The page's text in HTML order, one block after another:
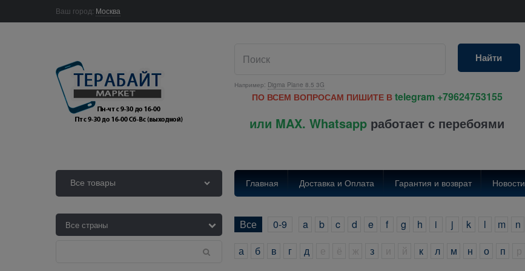
Ваш город: Москва
Например: Digma Plane 8.5 3G
Найти
ПО ВСЕМ ВОПРОСАМ ПИШИТЕ В telegram +79624753155
или MAX. Whatsapp работает с перебоями
Все товары Главная Доставка и Оплата Гарантия и возврат Новости
Все 0-9 a b c d e f g h i j k l m n
а
б в г д з к л м н о п